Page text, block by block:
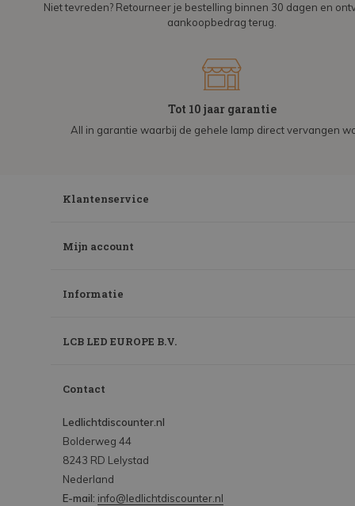
Niet tevreden? Retourneer je bestelling binnen 30 dagen en
aankoopbedrag terug.
Tot 10 jaar garantie
All in garantie waarbij de gehele lamp direct vervangen
Klantenservice
Mijn account
Informatie
LCB LED EUROPE B.V.
Contact
Ledlichtdiscounter.nl
Bolderweg 44
8243 RD Lelystad
Nederland
E-mail: info@ledlichtdiscounter.nl